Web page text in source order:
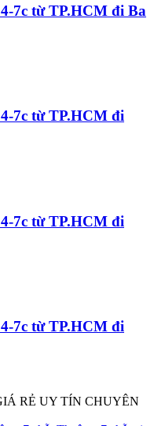
7c từ TP.HCM đi Ba
7c từ TP.HCM đi
7c từ TP.HCM đi
7c từ TP.HCM đi
RẺ UY TÍN CHUYÊN